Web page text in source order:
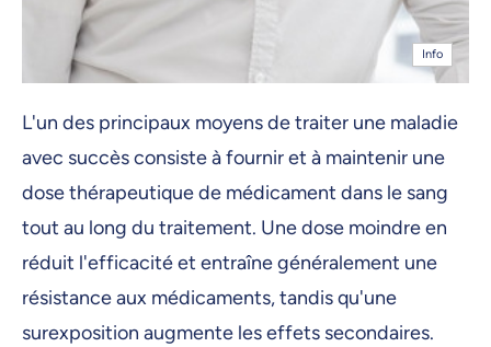
Info
L'un des principaux moyens de traiter une maladie
avec succès consiste à fournir et à maintenir une
dose thérapeutique de médicament dans le sang
tout au long du traitement. Une dose moindre en
réduit l'efficacité et entraîne généralement une
résistance aux médicaments, tandis qu'une
surexposition augmente les effets secondaires.